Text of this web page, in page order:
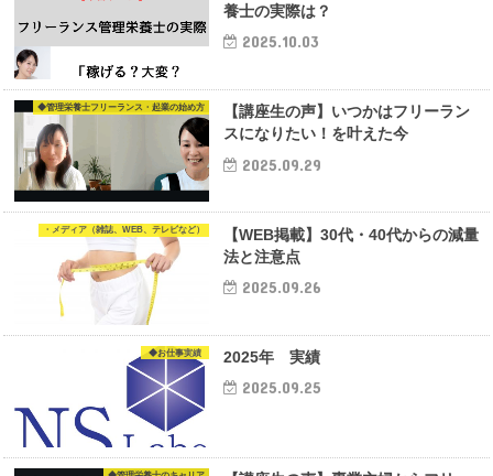
養士の実際は？
2025.10.03
◆管理栄養士フリーランス・起業の始め方
【講座生の声】いつかはフリーラン
スになりたい！を叶えた今
2025.09.29
・メディア（雑誌、WEB、テレビなど）
【WEB掲載】30代・40代からの減量
法と注意点
2025.09.26
◆お仕事実績 2025年 実績
2025.09.25